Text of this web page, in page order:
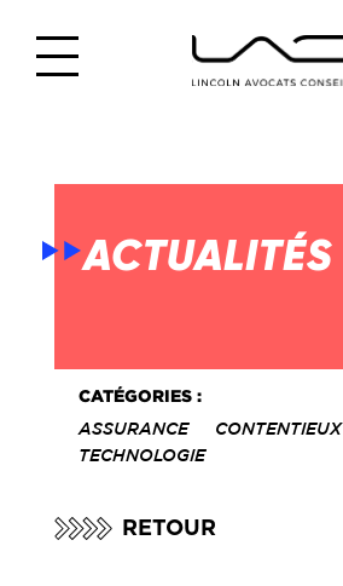
ACTUALITÉS
CATÉGORIES :
ASSURANCE
CONTENTIEUX
TECHNOLOGIE
RETOUR